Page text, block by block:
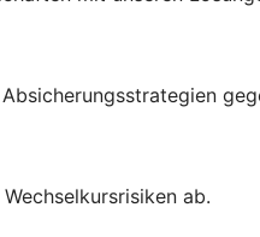
ab.